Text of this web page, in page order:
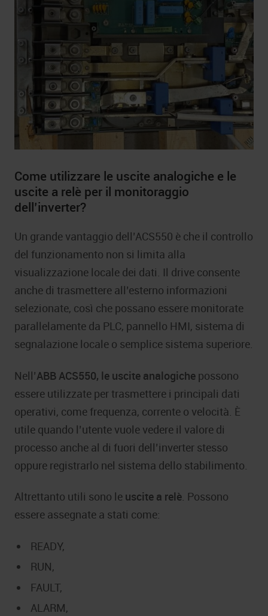
Come utilizzare le uscite analogiche e le
uscite a relè per il monitoraggio
dell’inverter?
Un grande vantaggio dell’ACS550 è che il controllo
del funzionamento non si limita alla
visualizzazione locale dei dati. Il drive consente
anche di trasmettere all’esterno informazioni
selezionate, così che possano essere monitorate
parallelamente da PLC, pannello HMI, sistema di
segnalazione locale o semplice sistema superiore.
Nell’ABB ACS550, le uscite analogiche possono
essere utilizzate per trasmettere i principali dati
operativi, come frequenza, corrente o velocità. È
utile quando l’utente vuole vedere il valore di
processo anche al di fuori dell’inverter stesso
oppure registrarlo nel sistema dello stabilimento.
Altrettanto utili sono le uscite a relè. Possono
essere assegnate a stati come:
READY,
RUN,
FAULT,
ALARM,